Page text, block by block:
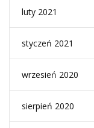
luty 2021
styczeń 2021
wrzesień 2020
sierpień 2020